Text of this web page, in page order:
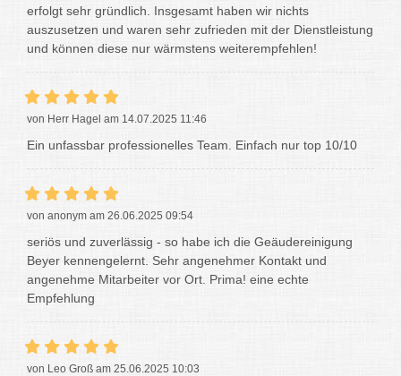
erfolgt sehr gründlich. Insgesamt haben wir nichts
auszusetzen und waren sehr zufrieden mit der Dienstleistung
und können diese nur wärmstens weiterempfehlen!
von Herr Hagel am 14.07.2025 11:46
Ein unfassbar professionelles Team. Einfach nur top 10/10
von anonym am 26.06.2025 09:54
seriös und zuverlässig - so habe ich die Geäudereinigung
Beyer kennengelernt. Sehr angenehmer Kontakt und
angenehme Mitarbeiter vor Ort. Prima! eine echte
Empfehlung
von Leo Groß am 25.06.2025 10:03